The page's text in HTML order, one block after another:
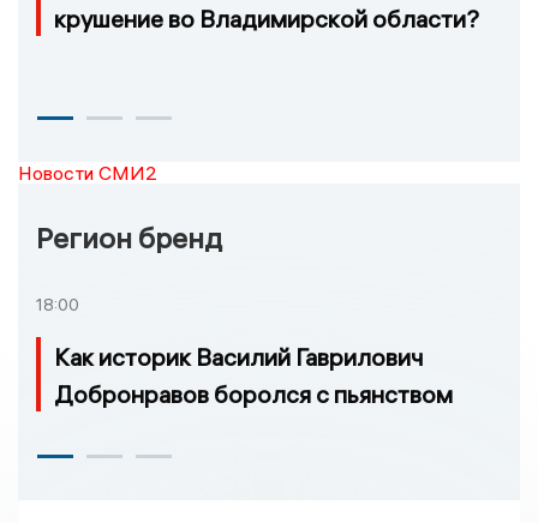
крушение во Владимирской области?
Новости СМИ2
Регион бренд
18:00
Как историк Василий Гаврилович
Добронравов боролся с пьянством